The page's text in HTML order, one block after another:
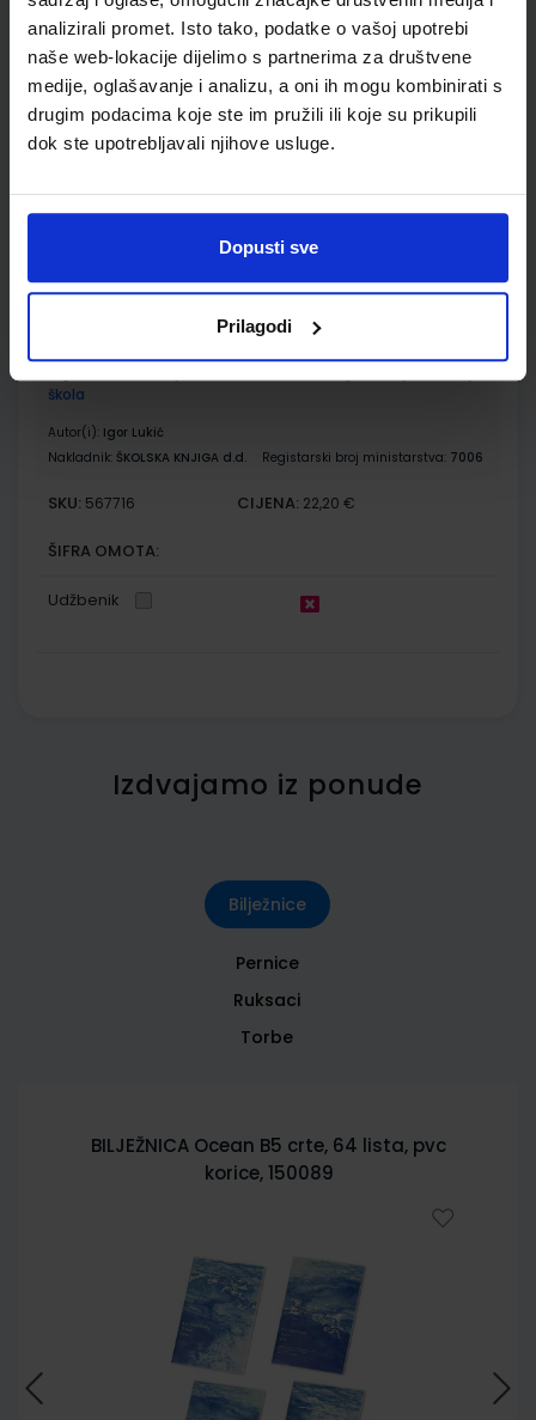
analizirali promet. Isto tako, podatke o vašoj upotrebi
naše web-lokacije dijelimo s partnerima za društvene
medije, oglašavanje i analizu, a oni ih mogu kombinirati s
drugim podacima koje ste im pružili ili koje su prikupili
dok ste upotrebljavali njihove usluge.
Dopusti sve
Prilagodi
PSIHOLOGIJA; udžbenik psihologije s dodatnim digitalnim
sadržajima u drugom i trećem razredu gimnazija
Autor(i): Ana Boban Lipić Ivana Jambrović Čugura Maja Kolega
Nakladnik:
ŠKOLSKA KNJIGA d.d. Registarski broj ministarstva:
škola
Autor(i): Igor Lukić
Nakladnik: ŠKOLSKA KNJIGA d.d. Registarski broj ministarstva: 7006
SKU: 567716 CIJENA: 22,20 €
ŠIFRA OMOTA:
Udžbenik
Izdvajamo iz ponude
Bilježnice
Pernice
Ruksaci
Torbe
B5 crte, 64 lista, pvc
BILJEŽNICA City